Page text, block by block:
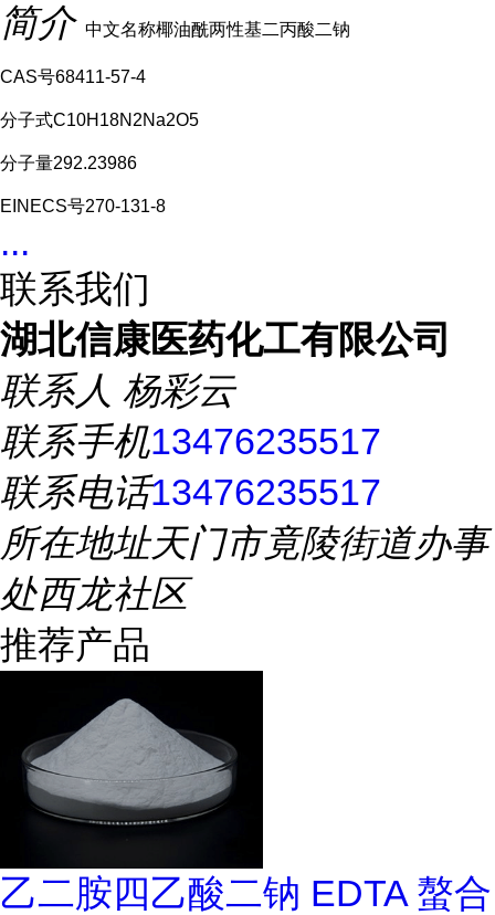
简介 中文名称椰油酰两性基二丙酸二钠
CAS号68411-57-4
分子式C10H18N2Na2O5
分子量292.23986
EINECS号270-131-8
...
联系我们
湖北信康医药化工有限公司
联系人 杨彩云
联系手机13476235517
联系电话13476235517
所在地址天门市竟陵街道办事
处西龙社区
推荐产品
乙二胺四乙酸二钠 EDTA 螯合